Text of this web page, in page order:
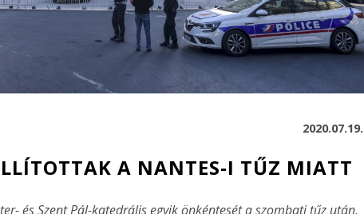
2020.07.19.
A NANTES-I TŰZ MIATT
és Szent Pál-katedrális egyik önkéntesét a szombati tűz után,